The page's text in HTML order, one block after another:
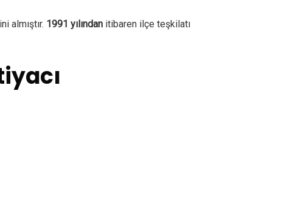
almıştır. 1991 yılından itibaren ilçe teşkilatı